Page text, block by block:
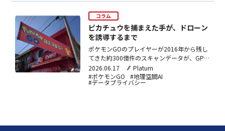
った。
コラム
ピカチュウを捕まえた手が、ドローン
を誘導するまで
ポケモンGOのプレイヤーが2016年から残し
てきた約300億件のスキャンデータが、GPS
非依存の視覚測位システム（VPS）の学習に
使われ、ドローン向けソフトウェアを持つ
Vantor（旧MaxarIntelligence）との提携を通
2026.06.17
Platum
#ポケモンGO
#地理空間AI
#データプライバシー